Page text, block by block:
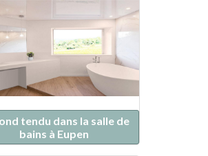
tendu dans la salle de
bains à Eupen